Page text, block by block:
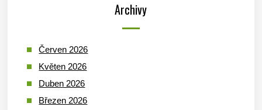
Archivy
Červen 2026
Květen 2026
Duben 2026
Březen 2026